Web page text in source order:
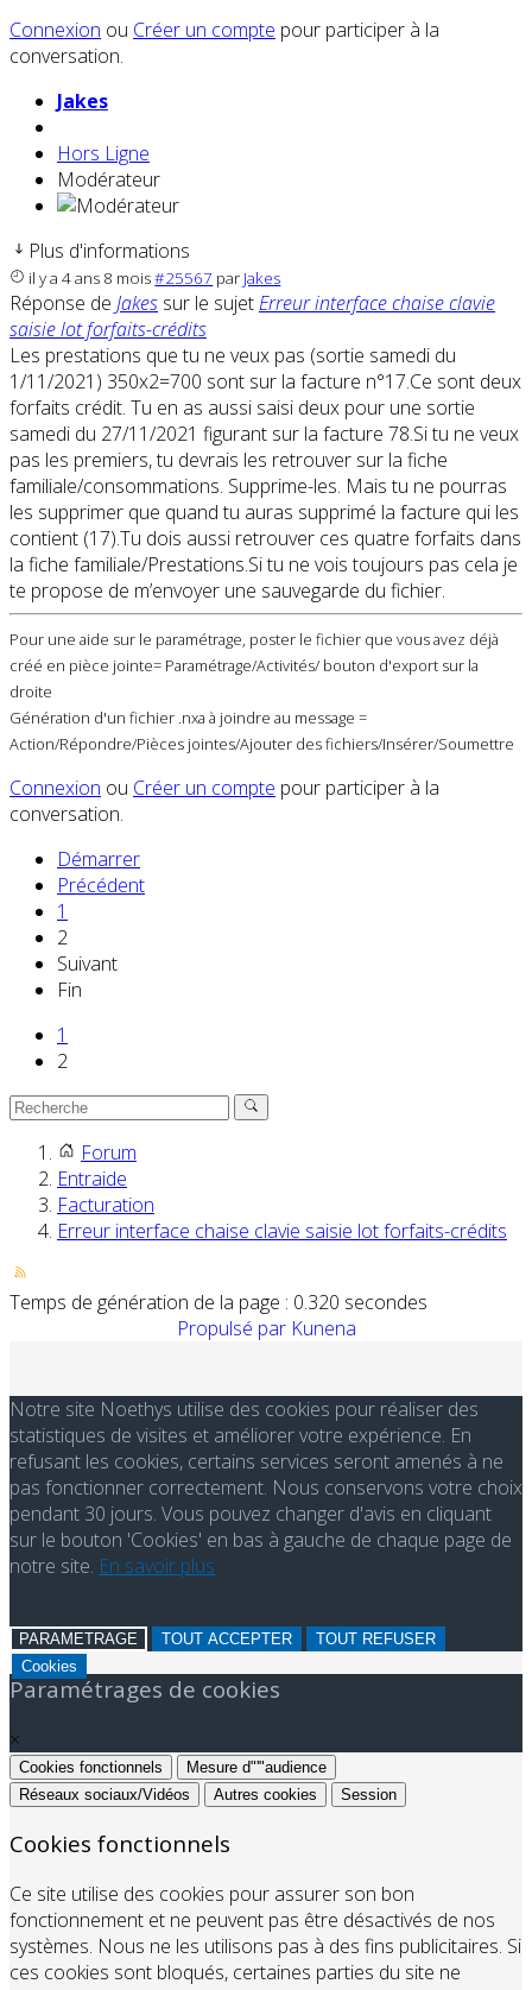
Connexion ou Créer un compte pour participer à la
conversation.
Jakes
Hors Ligne
Modérateur
Plus d'informations
il y a 4 ans 8 mois#25567 par Jakes
Réponse de Jakes sur le sujetErreur interface chaise clavie
saisie lot forfaits-crédits
Les prestations que tu ne veux pas (sortie samedi du
1/11/2021) 350x2=700 sont sur la facture n°17.Ce sont deux
forfaits crédit. Tu en as aussi saisi deux pour une sortie
samedi du 27/11/2021 figurant sur la facture 78.Si tu ne veux
pas les premiers, tu devrais les retrouver sur la fiche
familiale/consommations. Supprime-les. Mais tu ne pourras
les supprimer que quand tu auras supprimé la facture qui les
contient (17).Tu dois aussi retrouver ces quatre forfaits dans
la fiche familiale/Prestations.Si tu ne vois toujours pas cela je
te propose de m’envoyer une sauvegarde du fichier.
Pour une aide sur le paramétrage, poster le fichier que vous avez déjà
créé en pièce jointe= Paramétrage/Activités/ bouton d'export sur la
droite
Génération d'un fichier .nxa à joindre au message =
Action/Répondre/Pièces jointes/Ajouter des fichiers/Insérer/Soumettre
Connexion ou Créer un compte pour participer à la
conversation.
Démarrer
Précédent
1
2
Suivant
Fin
1
2
Forum
Entraide
Facturation
Erreur interface chaise clavie saisie lot forfaits-crédits
Temps de génération de la page : 0.320 secondes
Propulsé par Kunena
Notre site Noethys utilise des cookies pour réaliser des
statistiques de visites et améliorer votre expérience. En
refusant les cookies, certains services seront amenés à ne
pas fonctionner correctement. Nous conservons votre choix
pendant 30 jours. Vous pouvez changer d'avis en cliquant
sur le bouton 'Cookies' en bas à gauche de chaque page de
notre site. En savoir plus
PARAMETRAGE TOUT ACCEPTER
TOUT REFUSER
Cookies
Paramétrages de cookies
×
Cookies fonctionnels
Mesure d"'"audience
Réseaux sociaux/Vidéos
Autres cookies Session
Cookies fonctionnels
Ce site utilise des cookies pour assurer son bon
fonctionnement et ne peuvent pas être désactivés de nos
systèmes. Nous ne les utilisons pas à des fins publicitaires. Si
ces cookies sont bloqués, certaines parties du site ne